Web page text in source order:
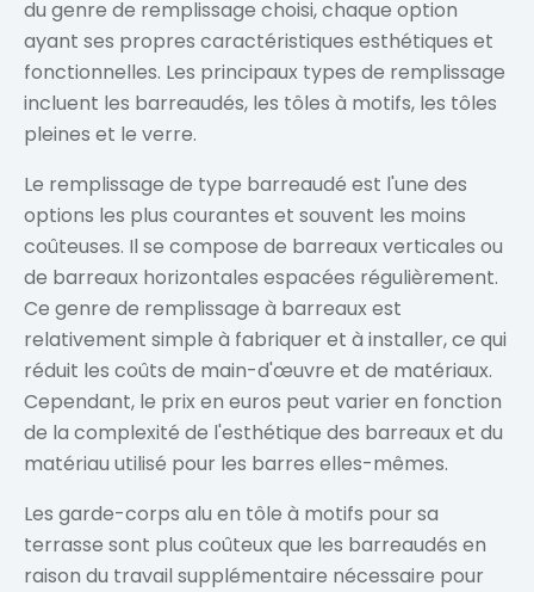
du genre de remplissage choisi, chaque option
ayant ses propres caractéristiques esthétiques et
fonctionnelles. Les principaux types de remplissage
incluent les barreaudés, les tôles à motifs, les tôles
pleines et le verre.
Le remplissage de type barreaudé est l'une des
options les plus courantes et souvent les moins
coûteuses. Il se compose de barreaux verticales ou
de barreaux horizontales espacées régulièrement.
Ce genre de remplissage à barreaux est
relativement simple à fabriquer et à installer, ce qui
réduit les coûts de main-d'œuvre et de matériaux.
Cependant, le prix en euros peut varier en fonction
de la complexité de l'esthétique des barreaux et du
matériau utilisé pour les barres elles-mêmes.
Les garde-corps alu en tôle à motifs pour sa
terrasse sont plus coûteux que les barreaudés en
raison du travail supplémentaire nécessaire pour